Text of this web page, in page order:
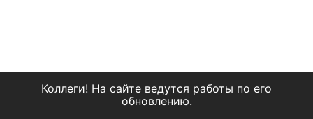
Коллеги! На сайте ведутся работы по его
обновлению.